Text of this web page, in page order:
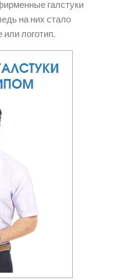
галстуки
на них стало
логотип.